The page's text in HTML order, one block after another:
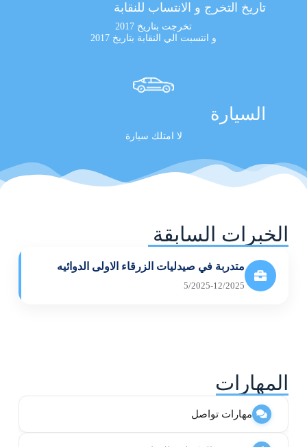
تاريخ التخرج و الانتساب للنقابة
تخرجت بتاريخ 2017
و انتسبت الي النقابة بتاريخ 2017
السيارة
لا امتلك سيارة
الخبرات السابقة
متدربة في صيدليات الزرقاء الاولى الدوائيه
5/2025-12/2025
المهارات
مهارات تواصل